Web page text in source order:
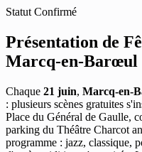
Statut Confirmé
Présentation de
Marcq-en-Barœul
Chaque 21 juin, Marcq-en-
: plusieurs scènes gratuites
Place du Général de Gaulle,
parking du Théâtre Charcot
programme : jazz, classique,